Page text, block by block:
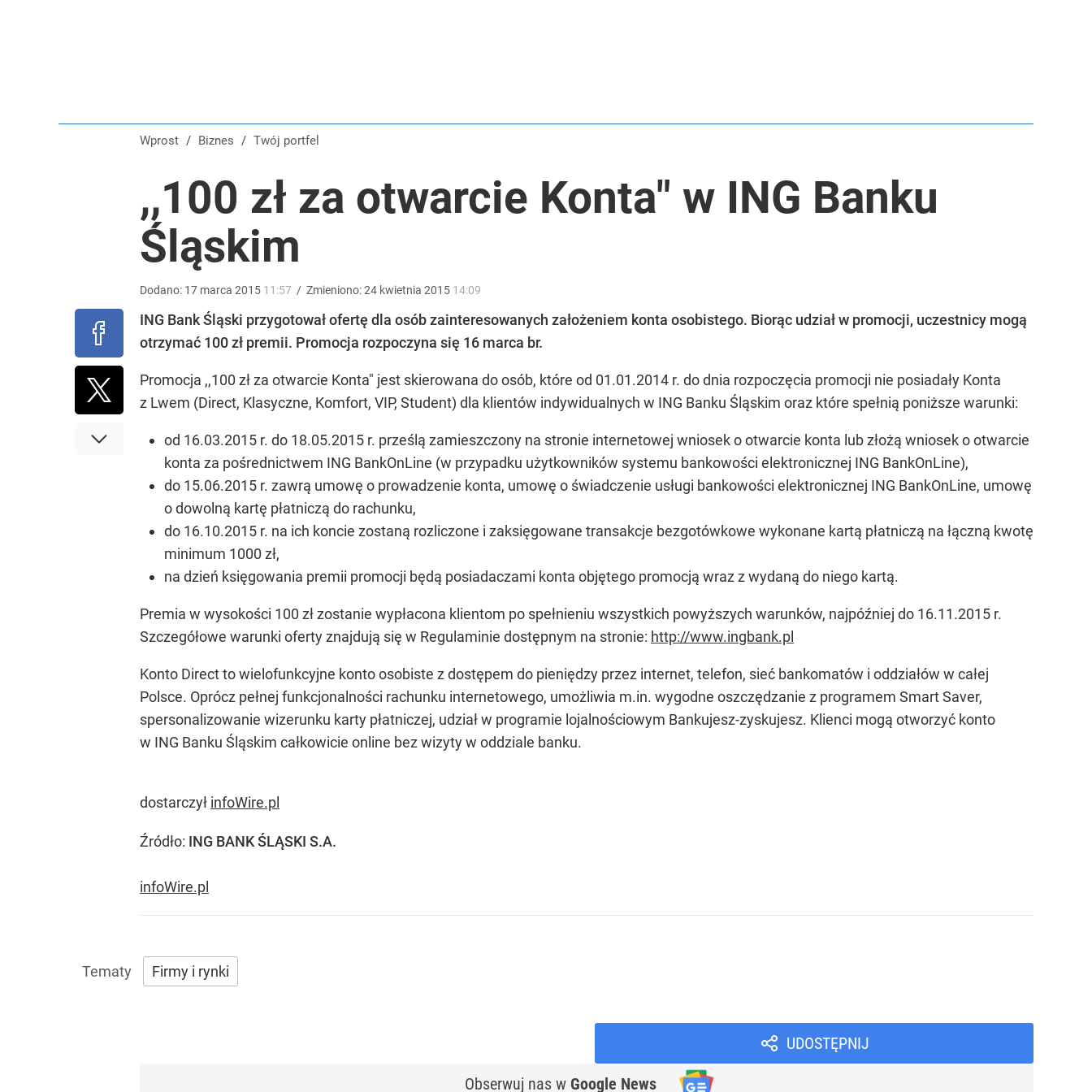
Tajemnica paragonów grozy. Tak restauratorzy manipulują cenami nad morzem
Wprost / Biznes / Twój portfel
,,100 zł za otwarcie Konta" w ING Banku
Śląskim
Dodano: 17 marca 2015 11:57 / Zmieniono:24 kwietnia 2015 14:09
ING Bank Śląski przygotował ofertę dla osób zainteresowanych założeniem konta osobistego. Biorąc udział w promocji, uczestnicy mogą
otrzymać 100 zł premii. Promocja rozpoczyna się 16 marca br.
Promocja ,,100 zł za otwarcie Konta" jest skierowana do osób, które od 01.01.2014 r. do dnia rozpoczęcia promocji nie posiadały Konta
z Lwem (Direct, Klasyczne, Komfort, VIP, Student) dla klientów indywidualnych w ING Banku Śląskim oraz które spełnią poniższe warunki:
od 16.03.2015 r. do 18.05.2015 r. prześlą zamieszczony na stronie internetowej wniosek o otwarcie konta lub złożą wniosek o otwarcie
konta za pośrednictwem ING BankOnLine (w przypadku użytkowników systemu bankowości elektronicznej ING BankOnLine),
do 15.06.2015 r. zawrą umowę o prowadzenie konta, umowę o świadczenie usługi bankowości elektronicznej ING BankOnLine, umowę
o dowolną kartę płatniczą do rachunku,
do 16.10.2015 r. na ich koncie zostaną rozliczone i zaksięgowane transakcje bezgotówkowe wykonane kartą płatniczą na łączną kwotę
minimum 1000 zł,
na dzień księgowania premii promocji będą posiadaczami konta objętego promocją wraz z wydaną do niego kartą.
Premia w wysokości 100 zł zostanie wypłacona klientom po spełnieniu wszystkich powyższych warunków, najpóźniej do 16.11.2015 r.
Szczegółowe warunki oferty znajdują się w Regulaminie dostępnym na stronie: http://www.ingbank.pl
Konto Direct to wielofunkcyjne konto osobiste z dostępem do pieniędzy przez internet, telefon, sieć bankomatów i oddziałów w całej
Polsce. Oprócz pełnej funkcjonalności rachunku internetowego, umożliwia m.in. wygodne oszczędzanie z programem Smart Saver,
spersonalizowanie wizerunku karty płatniczej, udział w programie lojalnościowym Bankujesz-zyskujesz. Klienci mogą otworzyć konto
w ING Banku Śląskim całkowicie online bez wizyty w oddziale banku.
dostarczył infoWire.pl
Źródło: ING BANK ŚLĄSKI S.A.
infoWire.pl
Firmy i rynki
UDOSTĘPNIJ
Obserwuj nas w Google News